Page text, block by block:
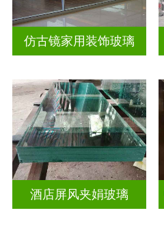
仿古镜家用装饰玻璃
酒店屏风夹娟玻璃